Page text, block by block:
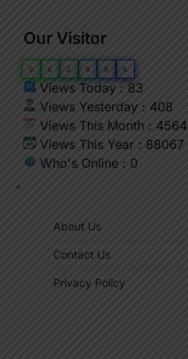
Our Visitor
0 6 5 9 8 6
Views Today : 83
Views Yesterday : 408
Views This Month : 4564
Views This Year : 88067
Who's Online : 0
"
About Us
Contact Us
Privacy Policy